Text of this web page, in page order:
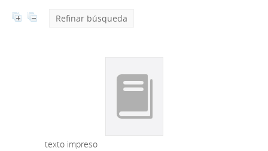
Refinar búsqueda
texto impreso